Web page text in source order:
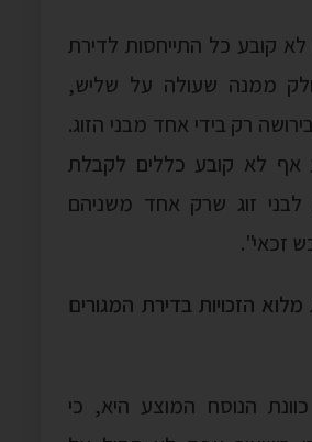
קובע כל התייחסות לדירת
ממנה שעולה על שליש,
רק בידי אחד מבני הזוג.
אף לא קובע כללים לקבלת
זוג שרק אחד משניהם
זכאי".
מלוא הזכויות בדירת המגורים
הנוסח המוצע היא, כי